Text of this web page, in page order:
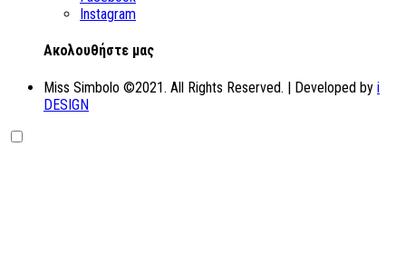
Instagram
Aκολουθήστε μας
Miss Simbolo ©2021. All Rights Reserved. | Developed by i
DESIGN